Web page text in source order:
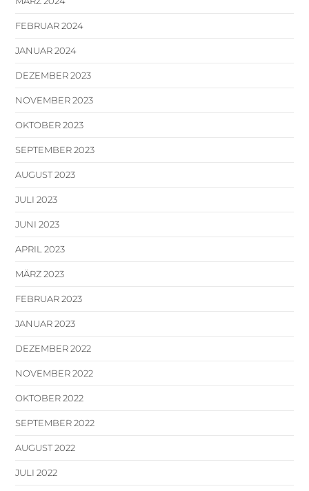
FEBRUAR 2024
JANUAR 2024
DEZEMBER 2023
NOVEMBER 2023
OKTOBER 2023
SEPTEMBER 2023
AUGUST 2023
JULI 2023
JUNI 2023
APRIL 2023
MÄRZ 2023
FEBRUAR 2023
JANUAR 2023
DEZEMBER 2022
NOVEMBER 2022
OKTOBER 2022
SEPTEMBER 2022
AUGUST 2022
JULI 2022